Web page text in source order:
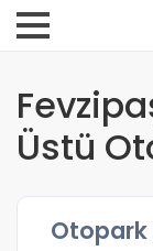
Üstü
Otopark